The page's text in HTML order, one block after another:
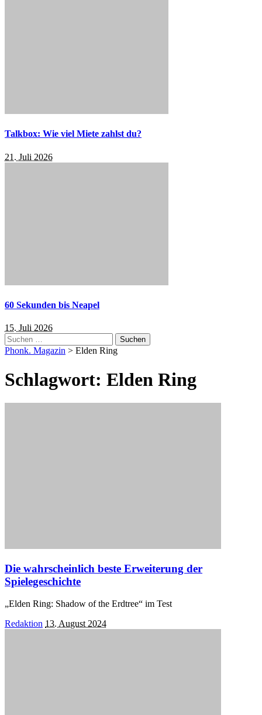
Talkbox: Wie viel Miete zahlst du?
21. Juli 2026
60 Sekunden bis Neapel
15. Juli 2026
Suchen
nach:
Phonk. Magazin > Elden Ring
Schlagwort: Elden Ring
Die wahrscheinlich beste Erweiterung der
Spielegeschichte
„Elden Ring: Shadow of the Erdtree“ im Test
Posted
Redaktion 13. August 2024